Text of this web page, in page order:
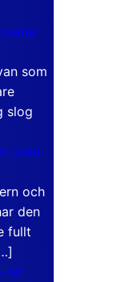
som
slog
tiden
och
den
fullt
en